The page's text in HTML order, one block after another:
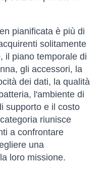
pianificata è più di
solitamente
il piano temporale di
gli accessori, la
dei dati, la qualità
l'ambiente di
supporto e il costo
riunisce
a confrontare
una
loro missione.